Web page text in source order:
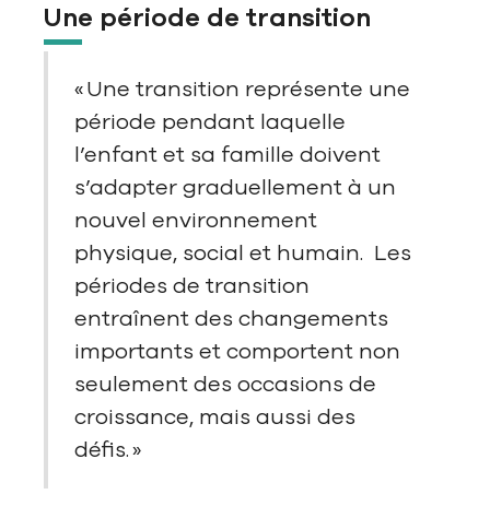
Une période de transition
« Une transition représente une
période pendant laquelle
l’enfant et sa famille doivent
s’adapter graduellement à un
nouvel environnement
physique, social et humain. Les
périodes de transition
entraînent des changements
importants et comportent non
seulement des occasions de
croissance, mais aussi des
défis. »